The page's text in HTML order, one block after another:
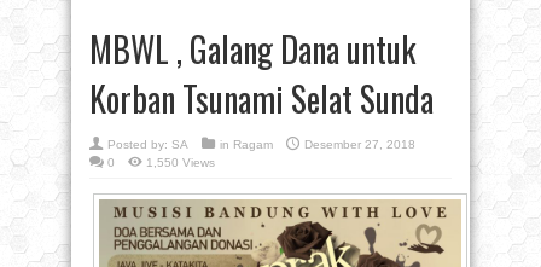
MBWL , Galang Dana untuk
Korban Tsunami Selat Sunda
Posted by: SA in Ragam
Desember 27, 2018
0
1,550 Views